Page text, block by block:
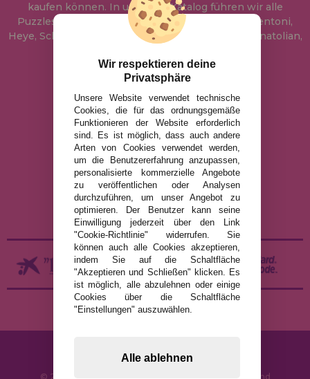
kaufen können. In unserem Katalog führen wir alle
Puzzles der Marken Educa, Ravensburger, Clementoni,
Heye, Schmidt, Castorland, Jumbo, Trefl, Piatnik, Anatolian,
info@puzzleladen.de
RECHTLICHE HINWEISE
DATENSCHUTZRICHTLINIE
COOKIE-RICHTLINIE
VERSAND UND RÜCKGABE
RÜCKGABE / WIDERRUF
© 2026 PuzzleLaden.de - Online-Shop für Puzzles und
Wir respektieren deine
Privatsphäre
Unsere Website verwendet technische
Cookies, die für das ordnungsgemäße
Funktionieren der Website erforderlich
sind. Es ist möglich, dass auch andere
Arten von Cookies verwendet werden,
um die Benutzererfahrung anzupassen,
personalisierte kommerzielle Angebote
zu veröffentlichen oder Analysen
durchzuführen, um unser Angebot zu
optimieren. Der Benutzer kann seine
Einwilligung jederzeit über den Link
"Cookie-Richtlinie" widerrufen. Sie
können auch alle Cookies akzeptieren,
indem Sie auf die Schaltfläche
"Akzeptieren und Schließen" klicken. Es
ist möglich, alle abzulehnen oder einige
Cookies über die Schaltfläche
"Einstellungen" auszuwählen.
Alle ablehnen